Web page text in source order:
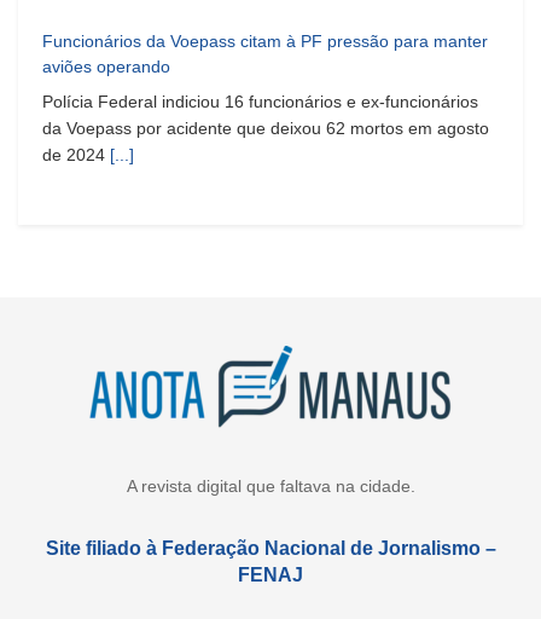
Funcionários da Voepass citam à PF pressão para manter
aviões operando
Polícia Federal indiciou 16 funcionários e ex-funcionários
da Voepass por acidente que deixou 62 mortos em agosto
de 2024 [...]
A revista digital que faltava na cidade.
Site filiado à Federação Nacional de Jornalismo –
FENAJ